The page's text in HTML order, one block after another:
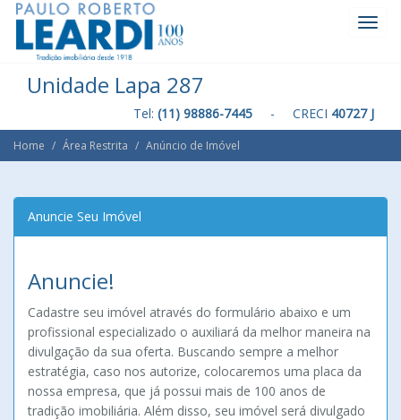
Unidade Lapa 287
Tel: (11) 98886-7445 - CRECI 40727 J
Home Área Restrita Anúncio de Imóvel
Anuncie Seu Imóvel
Anuncie!
Cadastre seu imóvel através do formulário abaixo e um
profissional especializado o auxiliará da melhor maneira na
divulgação da sua oferta. Buscando sempre a melhor
estratégia, caso nos autorize, colocaremos uma placa da
nossa empresa, que já possui mais de 100 anos de
tradição imobiliária. Além disso, seu imóvel será divulgado